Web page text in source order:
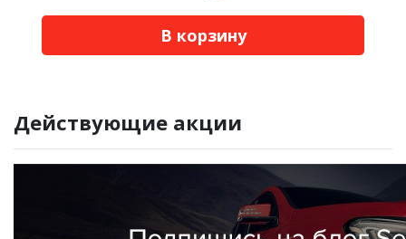
В корзину
Действующие акции